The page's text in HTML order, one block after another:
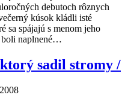
debutoch rôznych
kúsok kládli isté
sa spájajú s menom jeho
boli naplnené…
sadil stromy /